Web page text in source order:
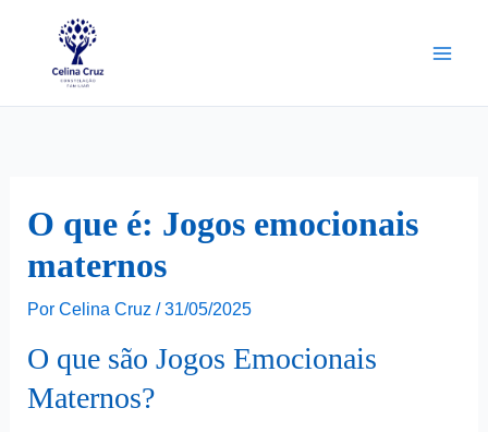
O que é: Jogos emocionais
maternos
Por Celina Cruz / 31/05/2025
O que são Jogos Emocionais
Maternos?